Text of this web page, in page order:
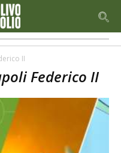
II
Federico II